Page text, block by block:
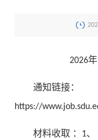
2026
通知链接：
https://
材料收取 ：1